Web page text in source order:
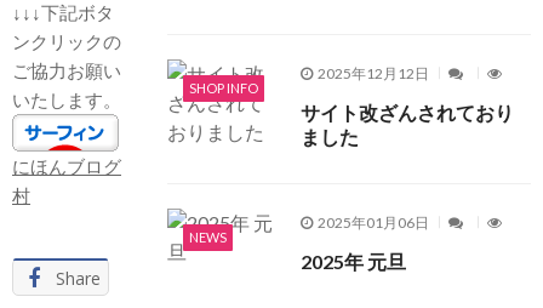
↓↓↓下記ボタ
ンクリックの
ご協力お願い
いたします。
にほんブログ
村
Share
SHOP INFO
2025年12月12日
サイト改ざんされており
ました
NEWS
2025年01月06日
2025年 元旦